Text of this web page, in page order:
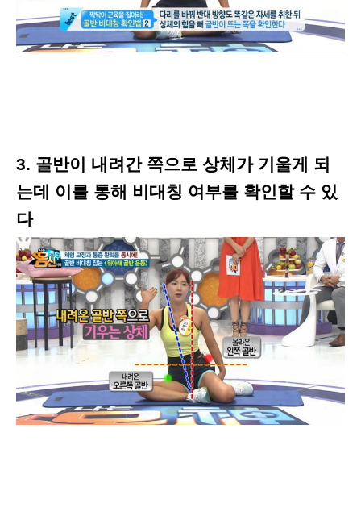
3. 골반이 내려간 쪽으로 상체가 기울게 되
는데 이를 통해 비대칭 여부를 확인할 수 있
다